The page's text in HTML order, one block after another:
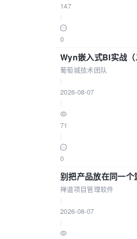
147
0
Wyn嵌入式BI实战
葡萄城技术团队
2026-08-07
71
0
别把产品放在同一
禅道项目管理软件
2026-08-07